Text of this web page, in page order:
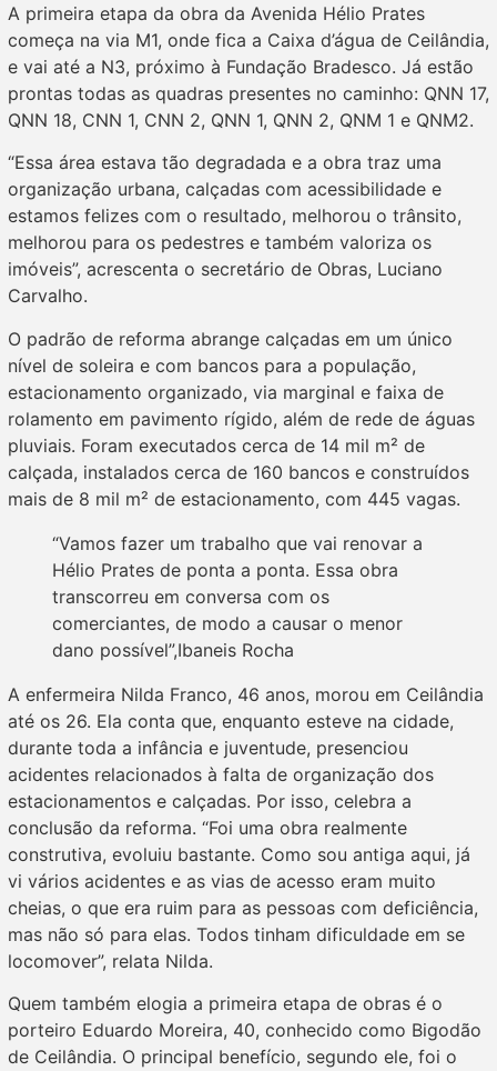
A primeira etapa da obra da Avenida Hélio Prates
começa na via M1, onde fica a Caixa d’água de Ceilândia,
e vai até a N3, próximo à Fundação Bradesco. Já estão
prontas todas as quadras presentes no caminho: QNN 17,
QNN 18, CNN 1, CNN 2, QNN 1, QNN 2, QNM 1 e QNM2.
“Essa área estava tão degradada e a obra traz uma
organização urbana, calçadas com acessibilidade e
estamos felizes com o resultado, melhorou o trânsito,
melhorou para os pedestres e também valoriza os
imóveis”, acrescenta o secretário de Obras, Luciano
Carvalho.
O padrão de reforma abrange calçadas em um único
nível de soleira e com bancos para a população,
estacionamento organizado, via marginal e faixa de
rolamento em pavimento rígido, além de rede de águas
pluviais. Foram executados cerca de 14 mil m² de
calçada, instalados cerca de 160 bancos e construídos
mais de 8 mil m² de estacionamento, com 445 vagas.
“Vamos fazer um trabalho que vai renovar a
Hélio Prates de ponta a ponta. Essa obra
transcorreu em conversa com os
comerciantes, de modo a causar o menor
dano possível”,Ibaneis Rocha
A enfermeira Nilda Franco, 46 anos, morou em Ceilândia
até os 26. Ela conta que, enquanto esteve na cidade,
durante toda a infância e juventude, presenciou
acidentes relacionados à falta de organização dos
estacionamentos e calçadas. Por isso, celebra a
conclusão da reforma. “Foi uma obra realmente
construtiva, evoluiu bastante. Como sou antiga aqui, já
vi vários acidentes e as vias de acesso eram muito
cheias, o que era ruim para as pessoas com deficiência,
mas não só para elas. Todos tinham dificuldade em se
locomover”, relata Nilda.
Quem também elogia a primeira etapa de obras é o
porteiro Eduardo Moreira, 40, conhecido como Bigodão
de Ceilândia. O principal benefício, segundo ele, foi o